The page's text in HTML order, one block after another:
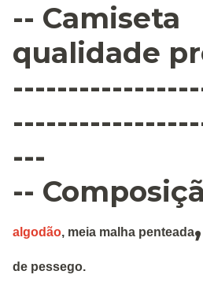
-- Camiseta
qualidade
---
--
algodão, meia malha penteada,
de pessego.